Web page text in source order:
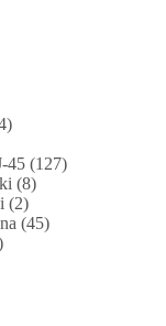
45 (127)
(8)
(2)
(45)